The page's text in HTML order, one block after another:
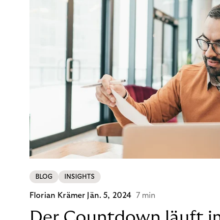
BLOG INSIGHTS
Florian Krämer Jän. 5, 2024 7 min